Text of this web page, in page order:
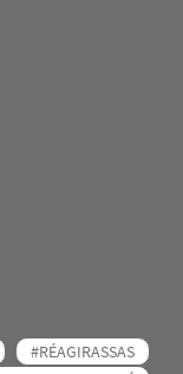
#RÉAGIRASSAS